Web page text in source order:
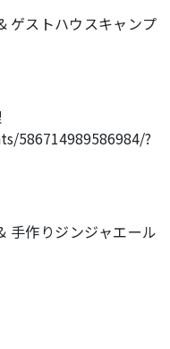
ゲストハウスキャンプ
586714989586984/?
作りジンジャエール